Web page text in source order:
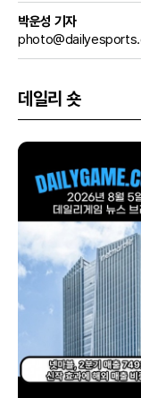
박운성 기자
데일리 숏